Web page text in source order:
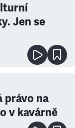
Jen se
právo na
v kavárně